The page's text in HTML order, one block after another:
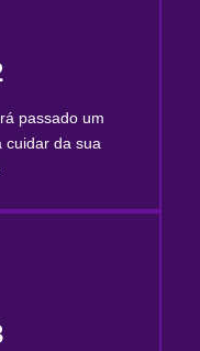
passado um
cuidar da sua